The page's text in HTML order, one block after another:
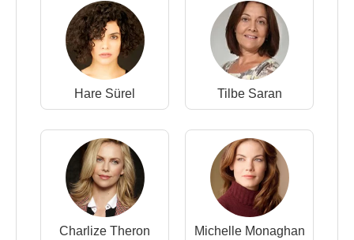
Hare Sürel Tilbe Saran
Charlize Theron Michelle Monaghan